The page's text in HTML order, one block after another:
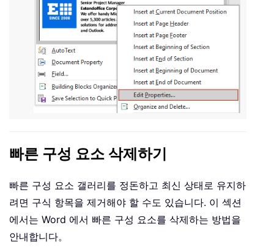
빠른 구성 요소 삭제하기
빠른 구성 요소 갤러리를 정돈하고 최신 상태로 유지하
려면 구식 항목을 제거해야 할 수도 있습니다. 이 섹션
에서는 Word 에서 빠른 구성 요소를 삭제하는 방법을
안내합니다。